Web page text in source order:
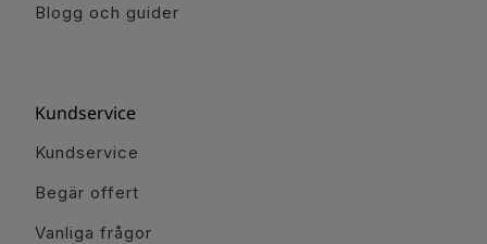
Blogg och guider
Kundservice
Kundservice
Begär offert
Vanliga frågor